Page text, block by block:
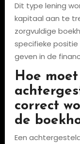
Dit type lening
kapitaal aan te
zorgvuldige
specifieke
geven in de
Hoe
correct
de
Een